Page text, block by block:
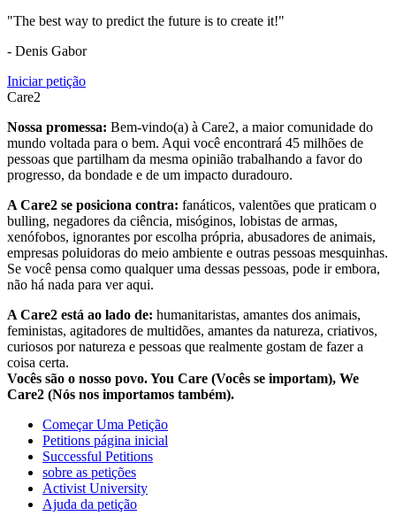
"The best way to predict the future is to create it!"
- Denis Gabor
Iniciar petição
Care2
Nossa promessa: Bem-vindo(a) à Care2, a maior comunidade do
mundo voltada para o bem. Aqui você encontrará 45 milhões de
pessoas que partilham da mesma opinião trabalhando a favor do
progresso, da bondade e de um impacto duradouro.
A Care2 se posiciona contra: fanáticos, valentões que praticam o
bulling, negadores da ciência, misóginos, lobistas de armas,
xenófobos, ignorantes por escolha própria, abusadores de animais,
empresas poluidoras do meio ambiente e outras pessoas mesquinhas.
Se você pensa como qualquer uma dessas pessoas, pode ir embora,
não há nada para ver aqui.
A Care2 está ao lado de: humanitaristas, amantes dos animais,
feministas, agitadores de multidões, amantes da natureza, criativos,
curiosos por natureza e pessoas que realmente gostam de fazer a
coisa certa.
Vocês são o nosso povo. You Care (Vocês se importam), We
Care2 (Nós nos importamos também).
Começar Uma Petição
Petitions página inicial
Successful Petitions
sobre as petições
Activist University
Ajuda da petição